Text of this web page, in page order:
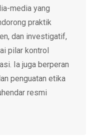
media yang
praktik
dan investigatif,
pilar kontrol
Ia juga berperan
penguatan etika
resmi